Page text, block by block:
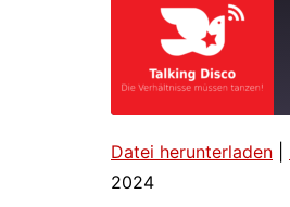
Google Podcasts
SHARE
Datei herunterladen
2024